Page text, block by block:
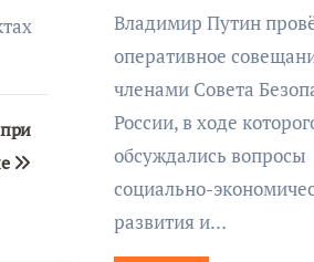
совещании
под
Путина
Владимир Путин
оперативное
членами Совета
России, в ходе
обсуждались вопросы
социально-
развития и…